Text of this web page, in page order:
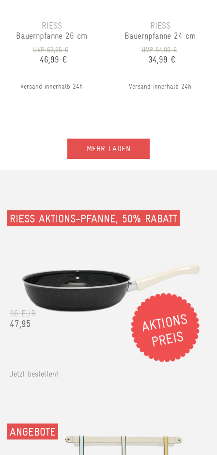
RIESS
Bauernpfanne 26 cm
UVP 62,95 €
46,99 €
Versand innerhalb 24h
RIESS
Bauernpfanne 24 cm
UVP 54,00 €
34,99 €
Versand innerhalb 24h
MEHR LADEN
RIESS AKTIONS-PFANNE, 50% RABATT
96 EUR
47,95
Jetzt bestellen!
ANGEBOTE